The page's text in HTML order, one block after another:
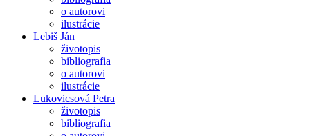
o autorovi
ilustrácie
Lebiš Ján
životopis
bibliografia
o autorovi
ilustrácie
Lukovicsová Petra
životopis
bibliografia